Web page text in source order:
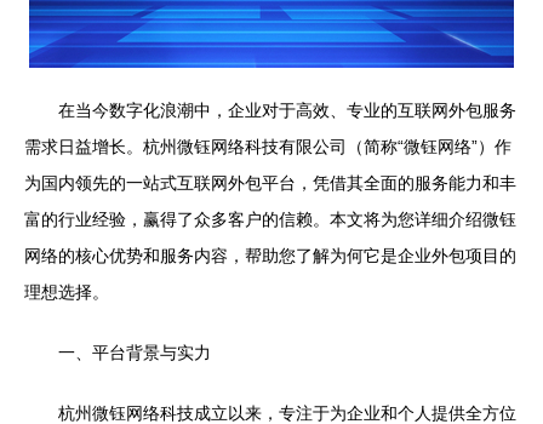
在当今数字化浪潮中，企业对于高效、专业的互联网外包服务
需求日益增长。杭州微钰网络科技有限公司（简称“微钰网络”）作
为国内领先的一站式互联网外包平台，凭借其全面的服务能力和丰
富的行业经验，赢得了众多客户的信赖。本文将为您详细介绍微钰
网络的核心优势和服务内容，帮助您了解为何它是企业外包项目的
理想选择。
一、平台背景与实力
杭州微钰网络科技成立以来，专注于为企业和个人提供全方位